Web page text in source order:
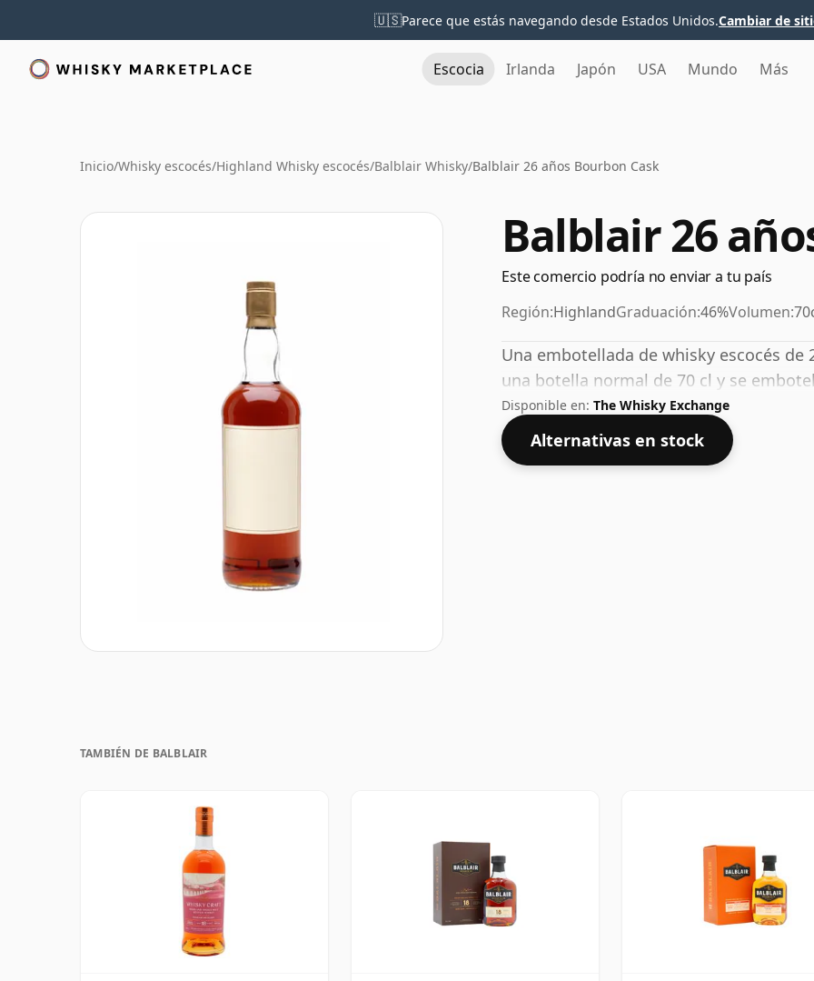
🇺🇸Parece que estás navegando desde Estados Unidos.Cambiar de
Escocia Irlanda Japón USA Mundo Más
Inicio/Whisky escocés/Highland Whisky escocés/Balblair Whisky/Balblair 26 años Bourbon Cask
Balblair 26
Este comercio podría no enviar a tu país
Región:HighlandGraduación:46%Volumen:
Una embotellada de whisky escocés
una botella normal de 70 cl y se
Disponible en: The Whisky Exchange
Alternativas en stock
TAMBIÉN DE BALBLAIR